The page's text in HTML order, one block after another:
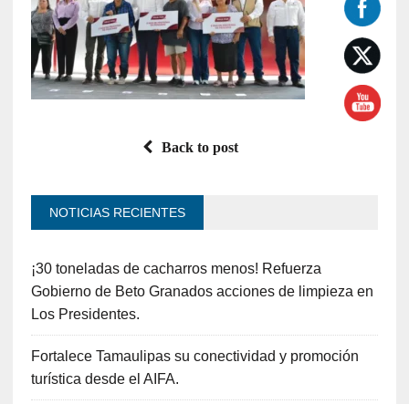
Back to post
NOTICIAS RECIENTES
¡30 toneladas de cacharros menos! Refuerza
Gobierno de Beto Granados acciones de limpieza en
Los Presidentes.
Fortalece Tamaulipas su conectividad y promoción
turística desde el AIFA.